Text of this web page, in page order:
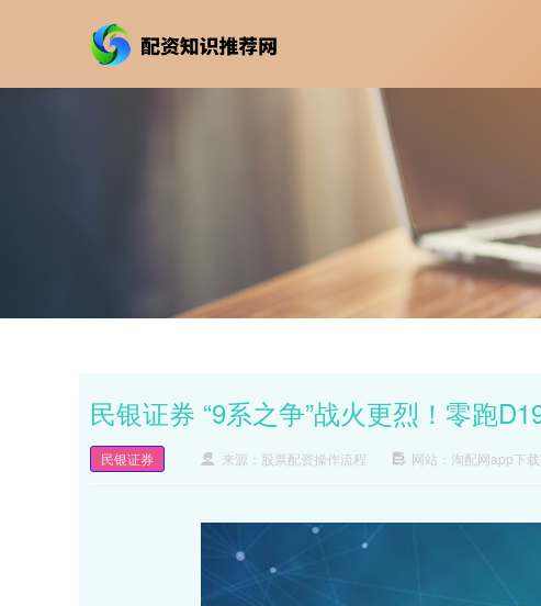
民银证券 “9系之争”战火更烈！零跑
民银证券 来源：股票配资操作流程 网站：淘配网app下